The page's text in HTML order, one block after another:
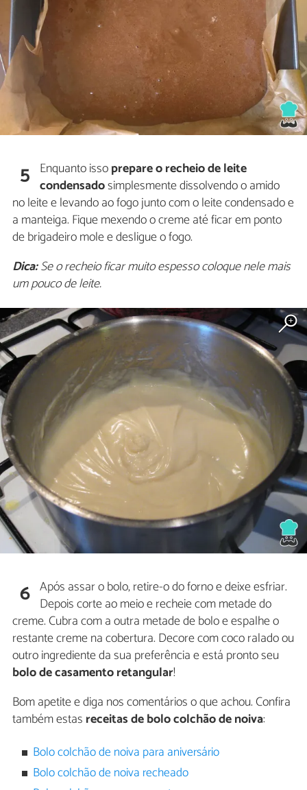
5 Enquanto issoprepare o recheio de leite
condensadosimplesmente dissolvendo o amido
no leite e levando ao fogo junto com o leite condensado e
a manteiga. Fique mexendo o creme até ficar em ponto
de brigadeiro mole e desligue o fogo.
Dica:Se o recheio ficar muito espesso coloque nele mais
um pouco de leite.
6 Após assar o bolo, retire-o do forno e deixe esfriar.
Depois corte ao meio e recheie com metade do
creme. Cubra com a outra metade de bolo e espalhe o
restante creme na cobertura. Decore com coco ralado ou
outro ingrediente da sua preferência e está pronto seu
bolo de casamento retangular!
Bom apetite e diga nos comentários o que achou. Confira
também estas receitas de bolo colchão de noiva:
Bolo colchão de noiva para aniversário
Bolo colchão de noiva recheado